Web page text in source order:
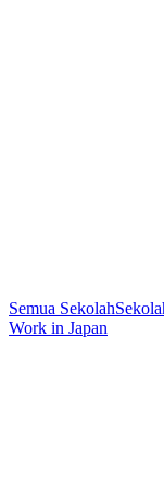
Semua Sekolah
Work in Japan